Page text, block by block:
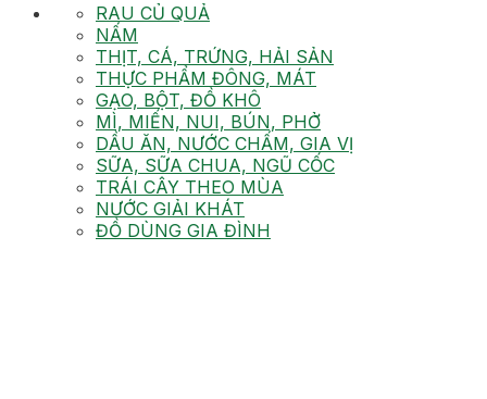
RAU CỦ QUẢ
NẤM
THỊT, CÁ, TRỨNG, HẢI SẢN
THỰC PHẨM ĐÔNG, MÁT
GẠO, BỘT, ĐỒ KHÔ
MÌ, MIẾN, NUI, BÚN, PHỞ
DẦU ĂN, NƯỚC CHẤM, GIA VỊ
SỮA, SỮA CHUA, NGŨ CỐC
TRÁI CÂY THEO MÙA
NƯỚC GIẢI KHÁT
ĐỒ DÙNG GIA ĐÌNH